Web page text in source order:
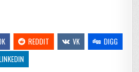
REDDIT VK
DIGG